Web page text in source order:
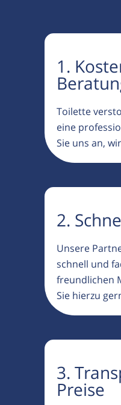
1.
Toilette
eine
Sie uns an,
2.
Unsere
schnell und
freundlichen
Sie hierzu
3.
Preise